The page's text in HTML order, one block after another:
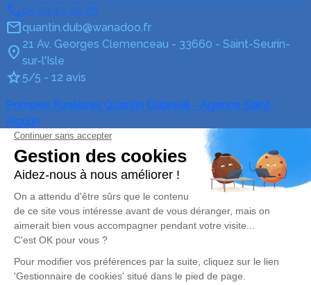
05 54 13 30 76
quantin.dub@wanadoo.fr
21 Av. Georges Clemenceau - 33660 - Saint-Seurin-
sur-l'Isle
5/5 - 12 avis
Pompes Funèbres Quantin Dubreuil - Agence Saint-
Aigulin
05 54 13 21 42
quantin.dub@wanadoo.fr
73 Rue Victor Hugo - 17360 - Saint-Aigulin
4.6/5 - 29 avis
Pompes Funèbres Quantin Dubreuil - Agence Saint-
Médard-de-Guizières
05 54 13 21 97
quantin.dub@wanadoo.fr